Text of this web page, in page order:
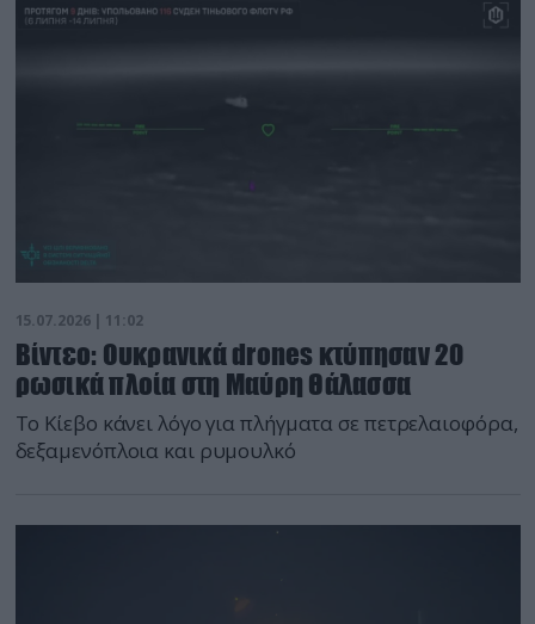
15.07.2026 | 11:02
Βίντεο: Ουκρανικά drones κτύπησαν 20
ρωσικά πλοία στη Μαύρη Θάλασσα
Το Κίεβο κάνει λόγο για πλήγματα σε πετρελαιοφόρα,
δεξαμενόπλοια και ρυμουλκό